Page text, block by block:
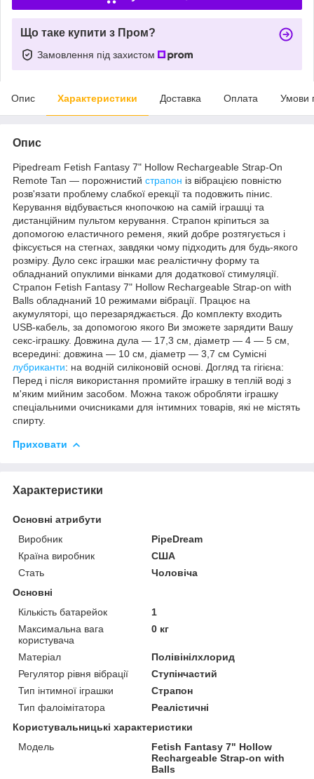
Що таке купити з Пром?
Замовлення під захистом
Опис Характеристики Доставка Оплата Умови
Опис
Pipedream Fetish Fantasy 7" Hollow Rechargeable Strap-On
Remote Tan — порожнистий страпон із вібрацією повністю
розв'язати проблему слабкої ерекції та подовжить пінис.
Керування відбувається кнопочкою на самій іграшці та
дистанційним пультом керування. Страпон кріпиться за
допомогою еластичного ременя, який добре розтягується і
фіксується на стегнах, завдяки чому підходить для будь-якого
розміру. Дуло секс іграшки має реалістичну форму та
обладнаний опуклими вінками для додаткової стимуляції.
Страпон Fetish Fantasy 7" Hollow Rechargeable Strap-on with
Balls обладнаний 10 режимами вібрації. Працює на
акумуляторі, що перезаряджається. До комплекту входить
USB-кабель, за допомогою якого Ви зможете зарядити Вашу
секс-іграшку. Довжина дула — 17,3 см, діаметр — 4 — 5 см,
всередині: довжина — 10 см, діаметр — 3,7 см Сумісні
лубриканти: на водній силіконовій основі. Догляд та гігієна:
Перед і після використання промийте іграшку в теплій воді з
м'яким мийним засобом. Можна також обробляти іграшку
спеціальними очисниками для інтимних товарів, які не містять
спирту.
Приховати
Характеристики
Основні атрибути
Виробник
PipeDream
Країна виробник
США
Стать
Чоловіча
Основні
Кількість батарейок
1
Максимальна вага
користувача
0 кг
Матеріал
Полівінілхлорид
Регулятор рівня вібрації
Ступінчастий
Тип інтимної іграшки
Страпон
Тип фалоімітатора
Реалістичні
Користувальницькі характеристики
Модель
Fetish Fantasy 7" Hollow
Rechargeable Strap-on with
Balls